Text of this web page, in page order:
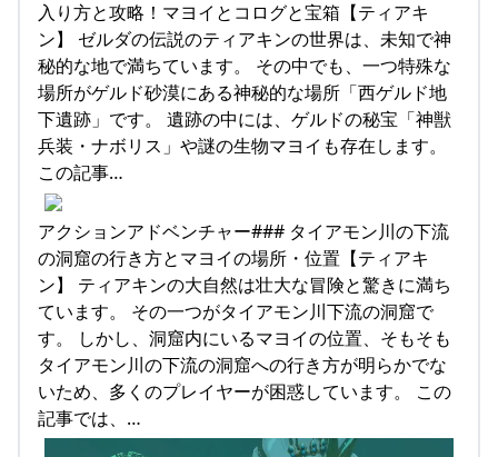
入り方と攻略！マヨイとコログと宝箱【ティアキ
ン】 ゼルダの伝説のティアキンの世界は、未知で神
秘的な地で満ちています。 その中でも、一つ特殊な
場所がゲルド砂漠にある神秘的な場所「西ゲルド地
下遺跡」です。 遺跡の中には、ゲルドの秘宝「神獣
兵装・ナボリス」や謎の生物マヨイも存在します。
この記事…
アクションアドベンチャー### タイアモン川の下流
の洞窟の行き方とマヨイの場所・位置【ティアキ
ン】 ティアキンの大自然は壮大な冒険と驚きに満ち
ています。 その一つがタイアモン川下流の洞窟で
す。 しかし、洞窟内にいるマヨイの位置、そもそも
タイアモン川の下流の洞窟への行き方が明らかでな
いため、多くのプレイヤーが困惑しています。 この
記事では、…